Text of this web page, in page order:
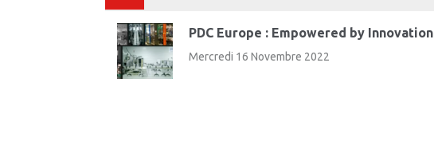
PDC Europe : Empowered by Innovation
Mercredi 16 Novembre 2022